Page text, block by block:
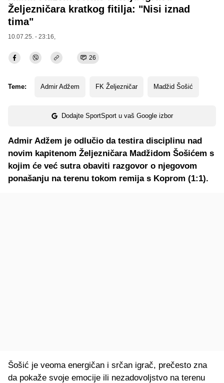
Željezničara kratkog fitilja: "Nisi iznad
tima"
10.07.25. - 23:16,
26
Teme: Admir Adžem FK Željezničar Madžid Šošić
Dodajte SportSport u vaš Google izbor
Admir Adžem je odlučio da testira disciplinu nad
novim kapitenom Željezničara Madžidom Šošićem s
kojim će već sutra obaviti razgovor o njegovom
ponašanju na terenu tokom remija s Koprom (1:1).
Šošić je veoma energičan i srčan igrač, prečesto zna
da pokaže svoje emocije ili nezadovoljstvo na terenu